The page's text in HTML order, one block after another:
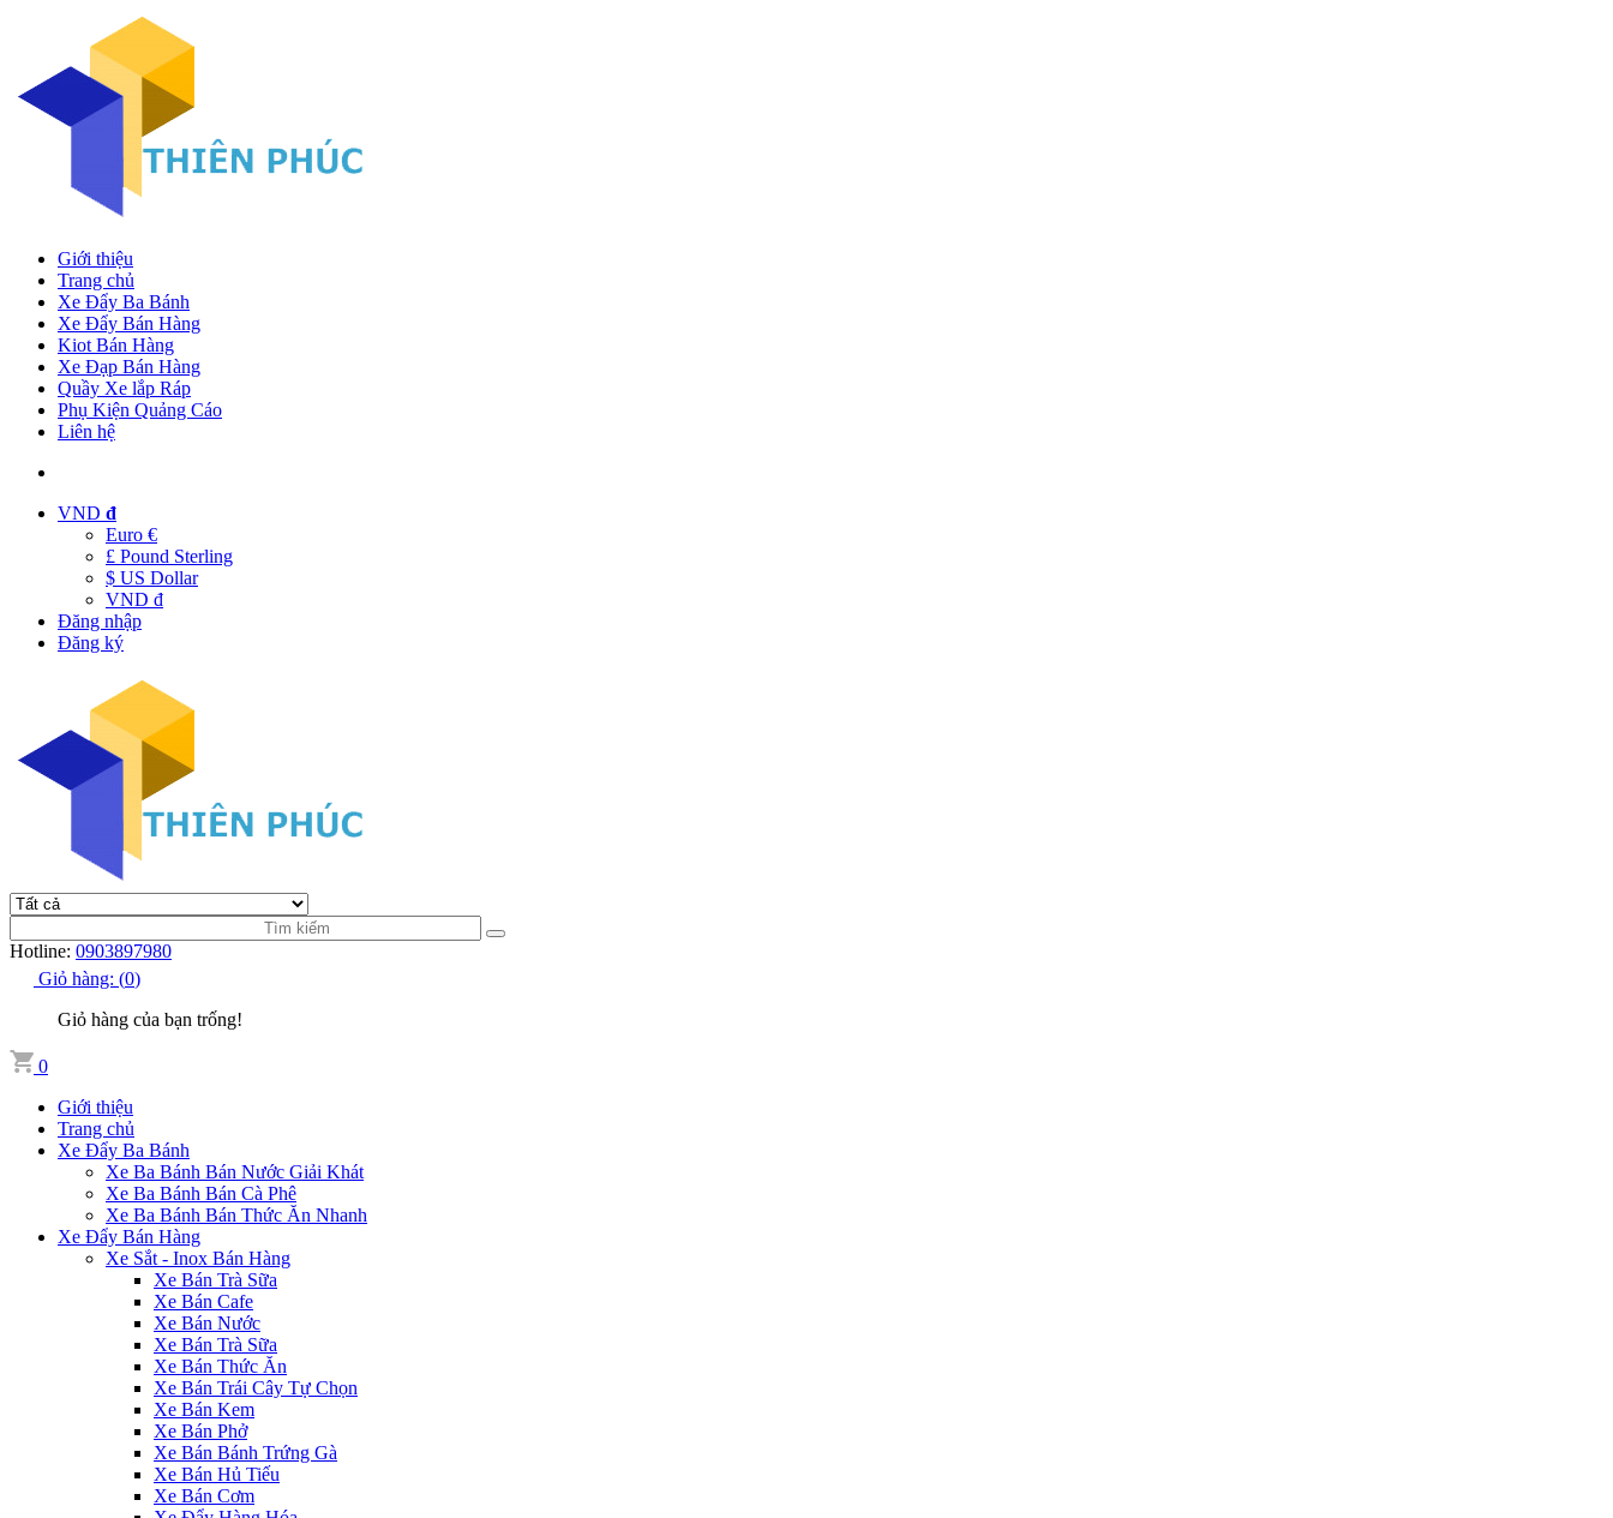
Giới thiệu
Trang chủ
Xe Đẩy Ba Bánh
Xe Đẩy Bán Hàng
Kiot Bán Hàng
Xe Đạp Bán Hàng
Quầy Xe lắp Ráp
Phụ Kiện Quảng Cáo
Liên hệ
VND đ
Euro €
£ Pound Sterling
$ US Dollar
VND đ
Đăng nhập
Đăng ký
Hotline: 0903897980
Giỏ hàng: (0)
Giỏ hàng của bạn trống!
0
Giới thiệu
Trang chủ
Xe Đẩy Ba Bánh
Xe Ba Bánh Bán Nước Giải Khát
Xe Ba Bánh Bán Cà Phê
Xe Ba Bánh Bán Thức Ăn Nhanh
Xe Đẩy Bán Hàng
Xe Sắt - Inox Bán Hàng
Xe Bán Trà Sữa
Xe Bán Cafe
Xe Bán Nước
Xe Bán Trà Sữa
Xe Bán Thức Ăn
Xe Bán Trái Cây Tự Chọn
Xe Bán Kem
Xe Bán Phở
Xe Bán Bánh Trứng Gà
Xe Bán Hủ Tiếu
Xe Bán Cơm